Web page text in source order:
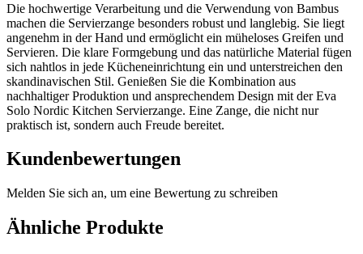
Die hochwertige Verarbeitung und die Verwendung von Bambus
machen die Servierzange besonders robust und langlebig. Sie liegt
angenehm in der Hand und ermöglicht ein müheloses Greifen und
Servieren. Die klare Formgebung und das natürliche Material fügen
sich nahtlos in jede Kücheneinrichtung ein und unterstreichen den
skandinavischen Stil. Genießen Sie die Kombination aus
nachhaltiger Produktion und ansprechendem Design mit der Eva
Solo Nordic Kitchen Servierzange. Eine Zange, die nicht nur
praktisch ist, sondern auch Freude bereitet.
Kundenbewertungen
Melden Sie sich an, um eine Bewertung zu schreiben
Ähnliche Produkte